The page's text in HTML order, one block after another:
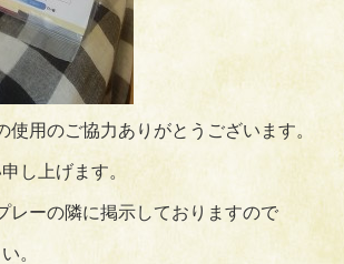
用のご協力ありがとうございます。
し上げます。
レーの隣に掲示しておりますので
。